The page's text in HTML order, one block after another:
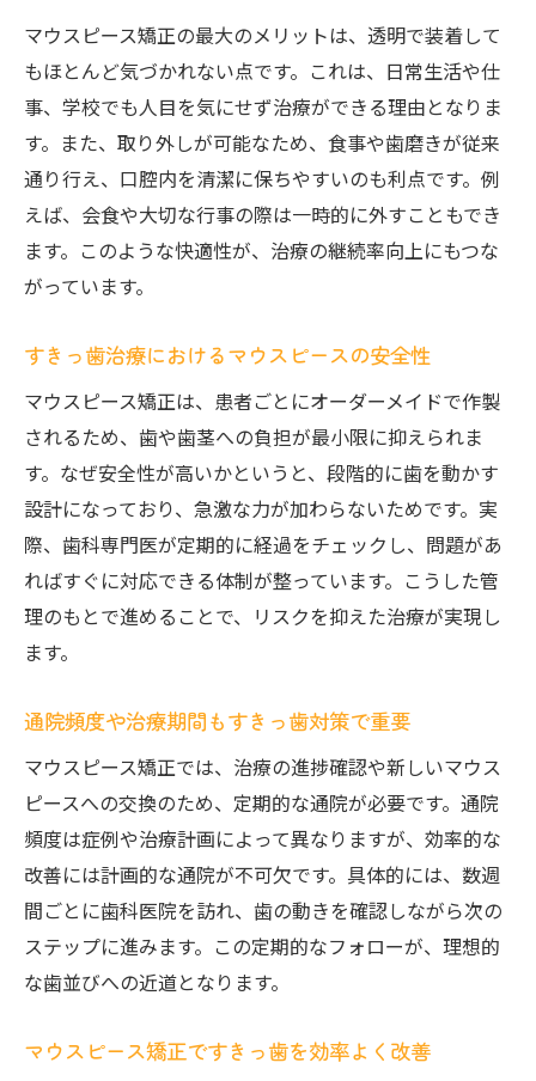
マウスピース矯正の最大のメリットは、透明で装着して
もほとんど気づかれない点です。これは、日常生活や仕
事、学校でも人目を気にせず治療ができる理由となりま
す。また、取り外しが可能なため、食事や歯磨きが従来
通り行え、口腔内を清潔に保ちやすいのも利点です。例
えば、会食や大切な行事の際は一時的に外すこともでき
ます。このような快適性が、治療の継続率向上にもつな
がっています。
すきっ歯治療におけるマウスピースの安全性
マウスピース矯正は、患者ごとにオーダーメイドで作製
されるため、歯や歯茎への負担が最小限に抑えられま
す。なぜ安全性が高いかというと、段階的に歯を動かす
設計になっており、急激な力が加わらないためです。実
際、歯科専門医が定期的に経過をチェックし、問題があ
ればすぐに対応できる体制が整っています。こうした管
理のもとで進めることで、リスクを抑えた治療が実現し
ます。
通院頻度や治療期間もすきっ歯対策で重要
マウスピース矯正では、治療の進捗確認や新しいマウス
ピースへの交換のため、定期的な通院が必要です。通院
頻度は症例や治療計画によって異なりますが、効率的な
改善には計画的な通院が不可欠です。具体的には、数週
間ごとに歯科医院を訪れ、歯の動きを確認しながら次の
ステップに進みます。この定期的なフォローが、理想的
な歯並びへの近道となります。
マウスピース矯正ですきっ歯を効率よく改善